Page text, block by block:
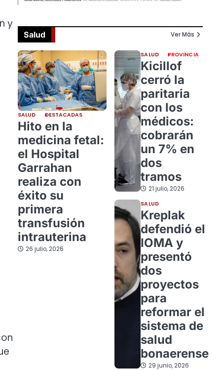
y
Salud Ver Más
SALUD DESTACADAS
Hito en la
medicina fetal:
el Hospital
Garrahan
realiza con
éxito su
primera
transfusión
intrauterina
26 julio, 2026
SALUD PROVINCIA
Kicillof
cerró la
paritaria
con los
médicos:
cobrarán
un 7% en
dos
tramos
21 julio, 2026
SALUD
Kreplak
defendió el
IOMA y
presentó
dos
proyectos
para
reformar el
sistema de
salud
bonaerense
29 junio, 2026